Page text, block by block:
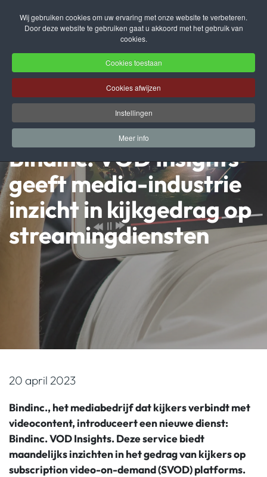
Wij gebruiken cookies om uw ervaring met onze website te verbeteren.
Door deze website te gebruiken gaat u akkoord met het gebruik van
cookies.
Cookies toestaan
Cookies afwijzen
Instellingen
Meer info
Terug naar hoofdinhoud
Bindinc. VOD Insights
geeft media-industrie
inzicht in kijkgedrag op
streamingdiensten
20 april 2023
Bindinc., het mediabedrijf dat kijkers verbindt met
videocontent, introduceerteen nieuwe dienst:
Bindinc. VOD Insights. Deze service biedt
maandelijks inzichten in het gedrag van kijkers op
subscription video-on-demand (SVOD) platforms.